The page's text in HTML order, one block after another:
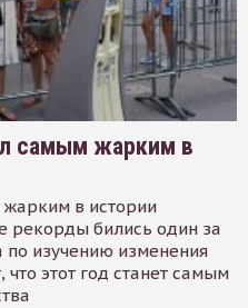
самым жарким в
в истории
рекорды бились один за
по изучению изменения
этот год станет самым